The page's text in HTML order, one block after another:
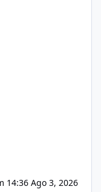
14:36 Ago 3, 2026